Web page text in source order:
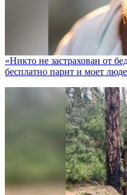
«Никто не заcтрахован от
бесплатно парит и моет